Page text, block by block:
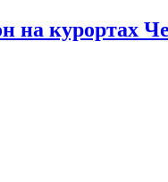
на курортах